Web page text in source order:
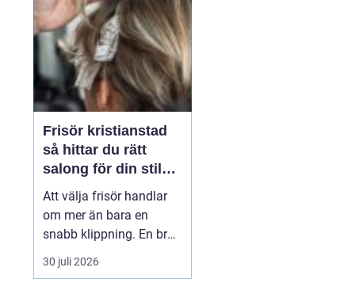
Frisör kristianstad
så hittar du rätt
salong för din stil
och vardag
Att välja frisör handlar
om mer än bara en
snabb klippning. En bra
salong blir ofta en trygg
punkt i vardagen, där
30 juli 2026